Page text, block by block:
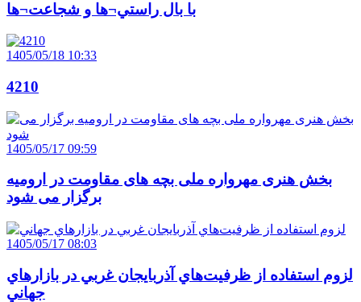
با بال راستي¬ها و شجاعت¬ها
1405/05/18 10:33
4210
1405/05/17 09:59
بخش هنری مهرواره ملی بچه های مقاومت در ارومیه
برگزار می شود
1405/05/17 08:03
لزوم استفاده از ظرفيت‌هاي آذربايجان غربي در بازارهاي
جهاني